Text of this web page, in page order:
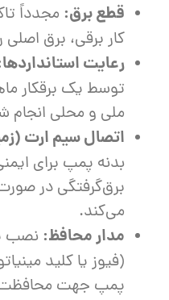
قطع برق: مجدداً
کار برقی، برق اصلی
رعایت
توسط یک برقکار
ملی و محلی انجام
اتصال سیم ارت
بدنه پمپ برای
برق‌گرفتگی در
می‌کند.
مدار محافظ: نصب
(فیوز یا کلید
پمپ جهت محافظت